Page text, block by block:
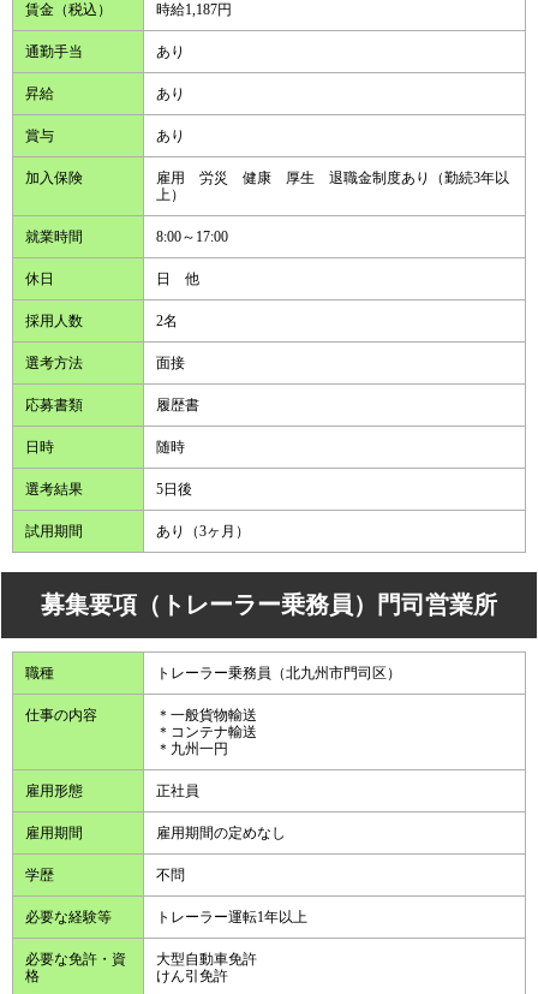
賃金（税込） 時給1,187円
通勤手当 あり
昇給 あり
賞与 あり
加入保険
雇用 労災 健康 厚生 退職金制度あり（勤続3年以
上）
就業時間 8:00～17:00
休日 日 他
採用人数 2名
選考方法 面接
応募書類 履歴書
日時 随時
選考結果 5日後
試用期間 あり（3ヶ月）
募集要項（トレーラー乗務員）門司営業所
職種 トレーラー乗務員（北九州市門司区）
仕事の内容
＊一般貨物輸送
＊コンテナ輸送
＊九州一円
雇用形態 正社員
雇用期間 雇用期間の定めなし
学歴 不問
必要な経験等 トレーラー運転1年以上
必要な免許・資
格
大型自動車免許
けん引免許